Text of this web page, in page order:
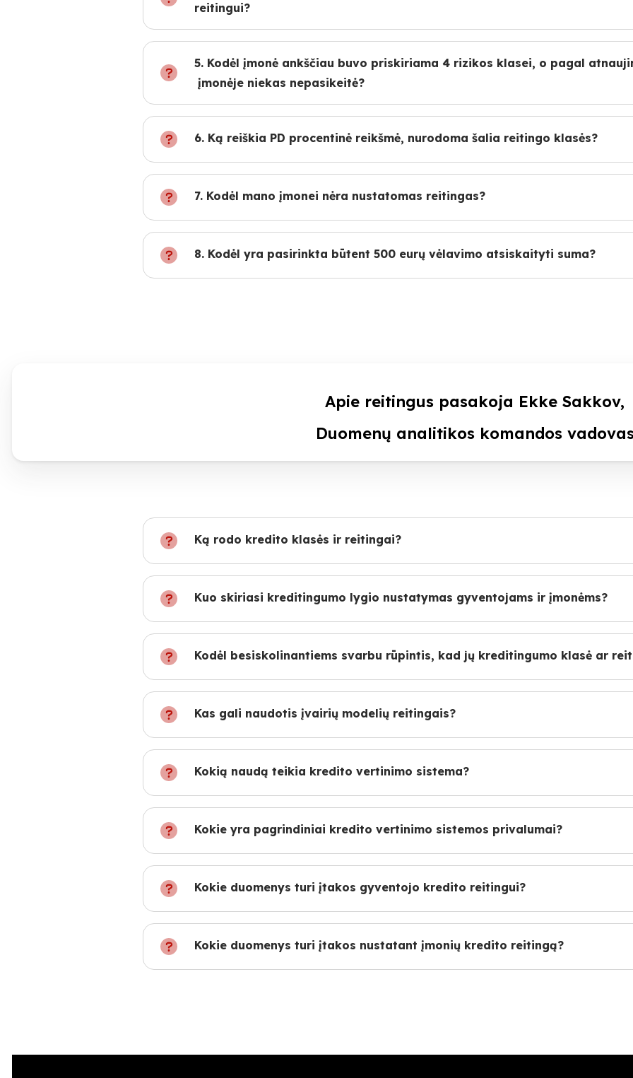
reitingui?
5. Kodėl įmonė ankščiau buvo priskiriama 4 rizikos klasei, o pagal
įmonėje niekas nepasikeitė?
6. Ką reiškia PD procentinė reikšmė, nurodoma šalia reitingo klasės?
7. Kodėl mano įmonei nėra nustatomas reitingas?
8. Kodėl yra pasirinkta būtent 500 eurų vėlavimo atsiskaityti suma?
Apie reitingus pasakoja Ekke Sakkov,
Duomenų analitikos komandos
Ką rodo kredito klasės ir reitingai?
Kuo skiriasi kreditingumo lygio nustatymas gyventojams ir įmonėms?
Kodėl besiskolinantiems svarbu rūpintis, kad jų kreditingumo klasė ar
Kas gali naudotis įvairių modelių reitingais?
Kokią naudą teikia kredito vertinimo sistema?
Kokie yra pagrindiniai kredito vertinimo sistemos privalumai?
Kokie duomenys turi įtakos gyventojo kredito reitingui?
Kokie duomenys turi įtakos nustatant įmonių kredito reitingą?